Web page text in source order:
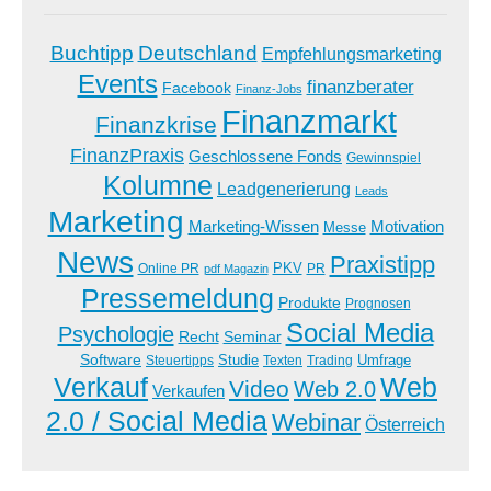
Buchtipp Deutschland Empfehlungsmarketing
Events Facebook Finanz-Jobs finanzberater
Finanzkrise Finanzmarkt
FinanzPraxis Geschlossene Fonds Gewinnspiel
Kolumne Leadgenerierung Leads
Marketing Marketing-Wissen Messe Motivation
News Online PR pdf Magazin PKV PR Praxistipp
Pressemeldung Produkte Prognosen
Psychologie Recht Seminar Social Media
Software Steuertipps Studie Texten Trading Umfrage
Verkauf Verkaufen Video Web 2.0Web
2.0 / Social MediaWebinar Österreich